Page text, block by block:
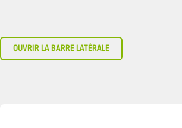
OUVRIR LA BARRE LATÉRALE